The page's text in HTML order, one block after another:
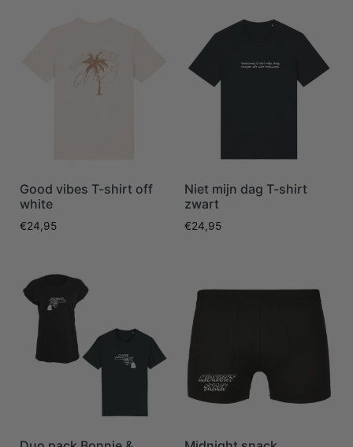
Good vibes T-shirt off
white
€24,95
Niet mijn dag T-shirt
zwart
€24,95